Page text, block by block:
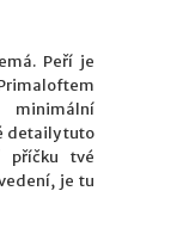
Peří je
detaily tuto
příčku tvé
je tu